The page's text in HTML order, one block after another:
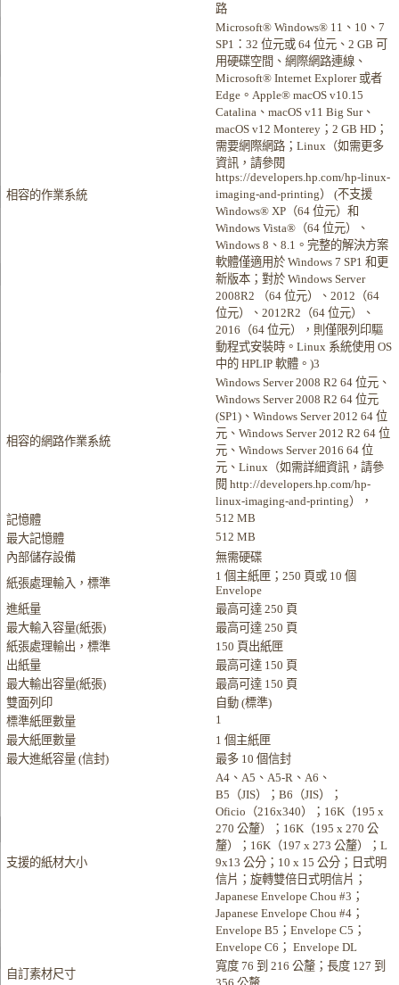
路
相容的作業系統
Microsoft® Windows® 11、10、7
SP1：32 位元或 64 位元、2 GB 可
用硬碟空間、網際網路連線、
Microsoft® Internet Explorer 或者
Edge。Apple® macOS v10.15
Catalina、macOS v11 Big Sur、
macOS v12 Monterey；2 GB HD；
需要網際網路；Linux（如需更多
資訊，請參閱
https://developers.hp.com/hp-linux-
imaging-and-printing） (不支援
Windows® XP（64 位元）和
Windows Vista®（64 位元）、
Windows 8、8.1。完整的解決方案
軟體僅適用於 Windows 7 SP1 和更
新版本；對於 Windows Server
2008R2 （64 位元）、2012（64
位元）、2012R2（64 位元）、
2016（64 位元），則僅限列印驅
動程式安裝時。Linux 系統使用 OS
中的 HPLIP 軟體。)3
相容的網路作業系統
Windows Server 2008 R2 64 位元、
Windows Server 2008 R2 64 位元
(SP1)、Windows Server 2012 64 位
元、Windows Server 2012 R2 64 位
元、Windows Server 2016 64 位
元、Linux（如需詳細資訊，請參
閱 http://developers.hp.com/hp-
linux-imaging-and-printing），
記憶體
512 MB
最大記憶體
512 MB
內部儲存設備
無需硬碟
紙張處理輸入，標準
1 個主紙匣；250 頁或 10 個
Envelope
進紙量
最高可達 250 頁
最大輸入容量(紙張)
最高可達 250 頁
紙張處理輸出，標準
150 頁出紙匣
出紙量
最高可達 150 頁
最大輸出容量(紙張)
最高可達 150 頁
雙面列印
自動 (標準)
標準紙匣數量
1
最大紙匣數量
1 個主紙匣
最大進紙容量 (信封)
最多 10 個信封
支援的紙材大小
A4、A5、A5-R、A6、
B5（JIS）；B6（JIS）；
Oficio（216x340）；16K（195 x
270 公釐）；16K（195 x 270 公
釐）；16K（197 x 273 公釐）；L
9x13 公分；10 x 15 公分；日式明
信片；旋轉雙倍日式明信片；
Japanese Envelope Chou #3；
Japanese Envelope Chou #4；
Envelope B5；Envelope C5；
Envelope C6； Envelope DL
自訂素材尺寸
寬度 76 到 216 公釐；長度 127 到